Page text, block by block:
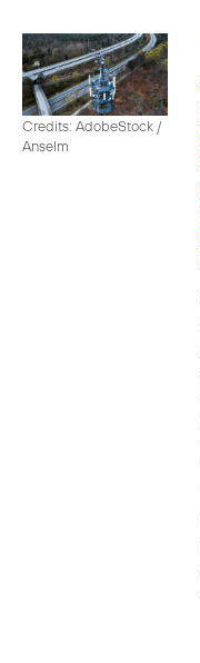
Credits: AdobeStock /
Anselm